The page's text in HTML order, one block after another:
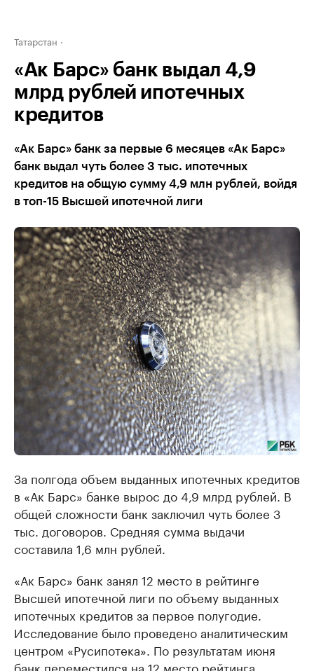
Татарстан
«Ак Барс» банк выдал 4,9
млрд рублей ипотечных
кредитов
«Ак Барс» банк за первые 6 месяцев «Ак Барс»
банк выдал чуть более 3 тыс. ипотечных
кредитов на общую сумму 4,9 млн рублей, войдя
в топ-15 Высшей ипотечной лиги
За полгода объем выданных ипотечных кредитов
в «Ак Барс» банке вырос до 4,9 млрд рублей. В
общей сложности банк заключил чуть более 3
тыс. договоров. Средняя сумма выдачи
составила 1,6 млн рублей.
«Ак Барс» банк занял 12 место в рейтинге
Высшей ипотечной лиги по объему выданных
ипотечных кредитов за первое полугодие.
Исследование было проведено аналитическим
центром «Русипотека». По результатам июня
банк переместился на 12 место рейтинга,